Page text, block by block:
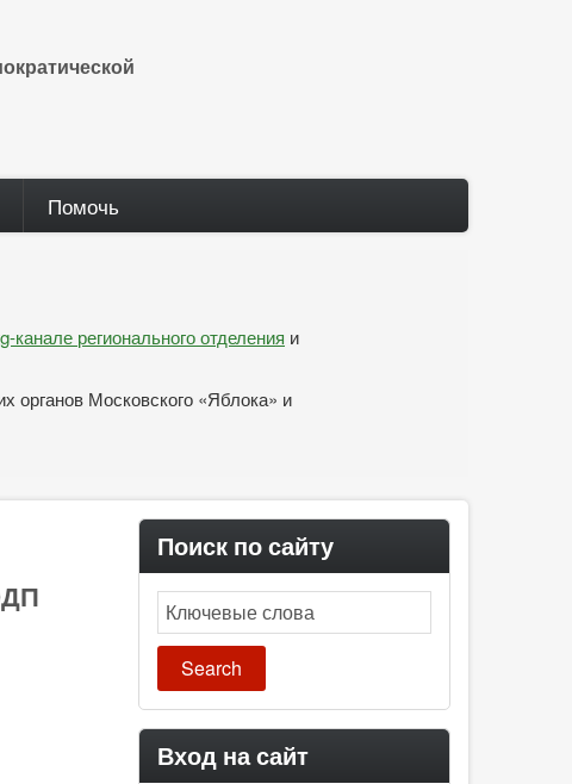
Помочь
канале регионального отделения и
органов Московского «Яблока» и
Поиск по сайту
Search
Вход на сайт